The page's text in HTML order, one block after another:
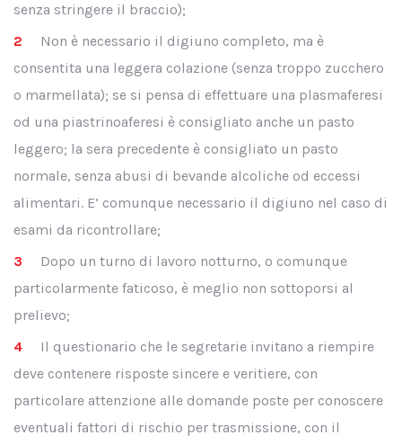
senza stringere il braccio);
Non è necessario il digiuno completo, ma è
consentita una leggera colazione (senza troppo zucchero
o marmellata); se si pensa di effettuare una plasmaferesi
od una piastrinoaferesi è consigliato anche un pasto
leggero; la sera precedente è consigliato un pasto
normale, senza abusi di bevande alcoliche od eccessi
alimentari. E’ comunque necessario il digiuno nel caso di
esami da ricontrollare;
Dopo un turno di lavoro notturno, o comunque
particolarmente faticoso, è meglio non sottoporsi al
prelievo;
Il questionario che le segretarie invitano a riempire
deve contenere risposte sincere e veritiere, con
particolare attenzione alle domande poste per conoscere
eventuali fattori di rischio per trasmissione, con il